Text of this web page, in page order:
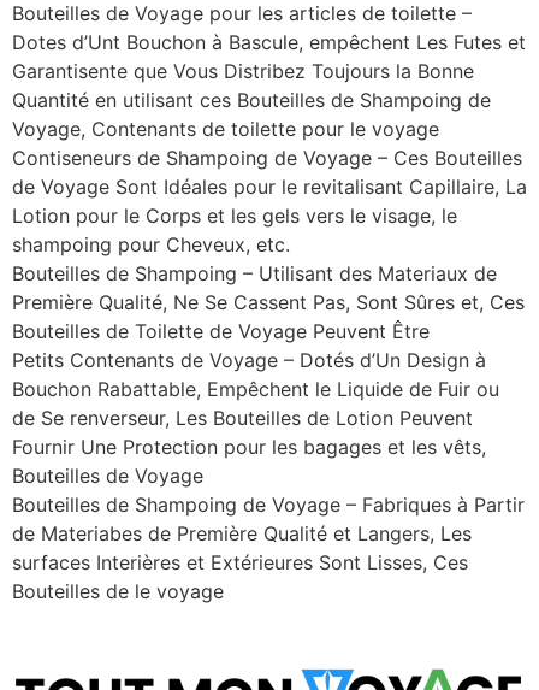
Bouteilles de Voyage pour les articles de toilette –
Dotes d’Unt Bouchon à Bascule, empêchent Les Futes et
Garantisente que Vous Distribez Toujours la Bonne
Quantité en utilisant ces Bouteilles de Shampoing de
Voyage, Contenants de toilette pour le voyage
Contiseneurs de Shampoing de Voyage – Ces Bouteilles
de Voyage Sont Idéales pour le revitalisant Capillaire, La
Lotion pour le Corps et les gels vers le visage, le
shampoing pour Cheveux, etc.
Bouteilles de Shampoing – Utilisant des Materiaux de
Première Qualité, Ne Se Cassent Pas, Sont Sûres et, Ces
Bouteilles de Toilette de Voyage Peuvent Être
Petits Contenants de Voyage – Dotés d’Un Design à
Bouchon Rabattable, Empêchent le Liquide de Fuir ou
de Se renverseur, Les Bouteilles de Lotion Peuvent
Fournir Une Protection pour les bagages et les vêts,
Bouteilles de Voyage
Bouteilles de Shampoing de Voyage – Fabriques à Partir
de Materiabes de Première Qualité et Langers, Les
surfaces Interières et Extérieures Sont Lisses, Ces
Bouteilles de le voyage